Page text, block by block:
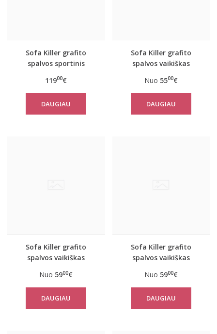
Sofa Killer grafito
spalvos sportinis
juostom
11900€
DAUGIAU
Sofa Killer grafito
spalvos vaikiškas
Nuo 5500€
DAUGIAU
Sofa Killer grafito
spalvos vaikiškas
Nuo 5900€
DAUGIAU
Sofa Killer grafito
spalvos vaikiškas
pečiais
Nuo 5900€
DAUGIAU